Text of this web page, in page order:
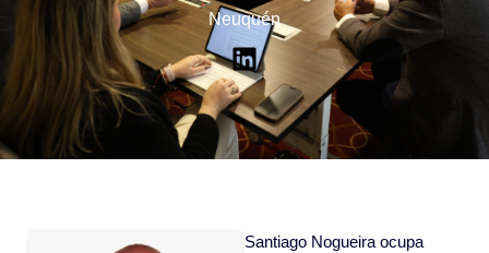
Neuquén
Santiago Nogueira ocupa